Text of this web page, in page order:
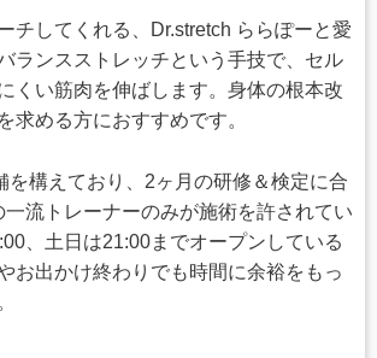
チしてくれる、Dr.stretch ららぽーと愛
ランスストレッチという手技で、セル
くい筋肉を伸ばします。身体の根本改
求める方におすすめです。
を構えており、2ヶ月の研修＆検定に合
流トレーナーのみが施術を許されてい
、土日は21:00までオープンしている
お出かけ終わりでも時間に余裕をもっ